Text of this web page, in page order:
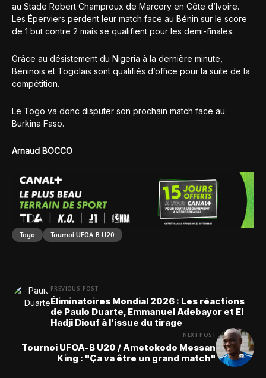
au Stade Robert Champroux de Marcory en Côte d’Ivoire.
Les Éperviers perdent leur match face au Bénin sur le score
de 1 but contre 2 mais se qualifient pour les demi-finales.
Grâce au désistement du Nigeria à la dernière minute,
Béninois et Togolais sont qualifiés d’office pour la suite de la
compétition.
Le Togo va donc disputer son prochain match face au
Burkina Faso.
Arnaud BOCCO
Togo Tournoi UFOA-B U20
PREVIOUS POST
Éliminatoires Mondial 2026 : Les réactions
de Paulo Duarte, Emmanuel Adebayor et El
Hadji Diouf à l'issue du tirage
NEXT POST
Tournoi UFOA-B U20 / Ametokodo Messan
King : "Ça va être un grand match"